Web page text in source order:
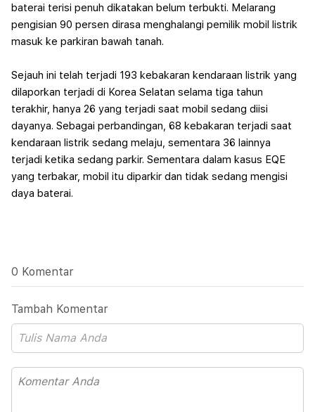
baterai terisi penuh dikatakan belum terbukti. Melarang
pengisian 90 persen dirasa menghalangi pemilik mobil listrik
masuk ke parkiran bawah tanah.
Sejauh ini telah terjadi 193 kebakaran kendaraan listrik yang
dilaporkan terjadi di Korea Selatan selama tiga tahun
terakhir, hanya 26 yang terjadi saat mobil sedang diisi
dayanya. Sebagai perbandingan, 68 kebakaran terjadi saat
kendaraan listrik sedang melaju, sementara 36 lainnya
terjadi ketika sedang parkir. Sementara dalam kasus EQE
yang terbakar, mobil itu diparkir dan tidak sedang mengisi
daya baterai.
0 Komentar
Tambah Komentar